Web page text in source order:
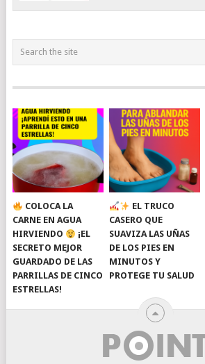
COLOCA LA
CARNE EN AGUA
HIRVIENDO
¡EL
SECRETO MEJOR
GUARDADO DE LAS
PARRILLAS DE CINCO
ESTRELLAS!
EL TRUCO
CASERO QUE
SUAVIZA LAS UÑAS
DE LOS PIES EN
MINUTOS Y
PROTEGE TU SALUD